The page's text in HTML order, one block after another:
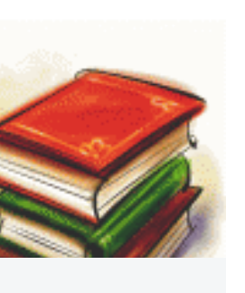
rok
szkolny
do
zakupienia
przez
rodziców